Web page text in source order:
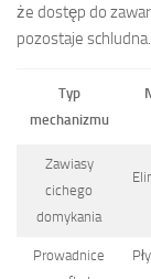
że dostęp do
pozostaje schludna.
Typ
mechanizmu
Zawiasy
cichego
domykania
Prowadnice